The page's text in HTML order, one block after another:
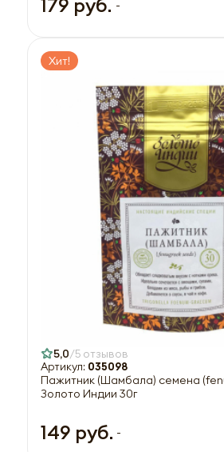
179 руб. -
Хит!
5,0 5 отзывов
Артикул: 035098
Пажитник (Шамбала) семена
Золото Индии 30г
149 руб. -